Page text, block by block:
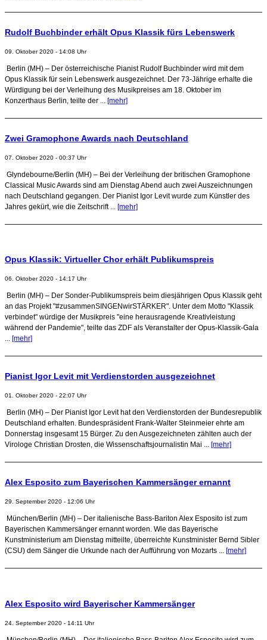
Rudolf Buchbinder erhält Opus Klassik fürs Lebenswerk
09. Oktober 2020 - 14:08 Uhr
Berlin (MH) – Der österreichische Pianist Rudolf Buchbinder wird mit dem
Opus Klassik für sein Lebenswerk ausgezeichnet. Der 73-Jährige erhalte die
Würdigung bei der Verleihung des Musikpreises am 18. Oktober im
Konzerthaus Berlin, teilte der ... [mehr]
Zwei Gramophone Awards nach Deutschland
07. Oktober 2020 - 00:37 Uhr
Glyndebourne/Berlin (MH) – Bei der Verleihung der britischen Gramophone
Classical Music Awards sind am Dienstag Abend auch zwei Auszeichnungen
nach Deutschland gegangen. Der Pianist Igor Levit wurde zum Künstler des
Jahres gekürt, wie die Zeitschrift ... [mehr]
Opus Klassik: Virtueller Chor erhält Publikumspreis
06. Oktober 2020 - 14:17 Uhr
Berlin (MH) – Der Sonder-Publikumspreis beim diesjährigen Opus Klassik geht
an das Projekt "#zusammenSINGENwirSTÄRKER". Unter dem Motto "Klassik
verbindet" würdige der Musikpreis "eine herausragende Kreativleistung
während der Pandemie", teilte das ZDF als Veranstalter der Opus-Klassik-Gala
... [mehr]
Pianist Igor Levit mit Verdienstorden ausgezeichnet
01. Oktober 2020 - 22:07 Uhr
Berlin (MH) – Der Pianist Igor Levit hat den Verdienstorden der Bundesrepublik
Deutschland erhalten. Bundespräsident Frank-Walter Steinmeier ehrte am
Donnerstag insgesamt 15 Bürger. Zu den Ausgezeichneten zählten auch der
Virologe Christian Drosten, die Wissenschaftsjournalistin Mai ... [mehr]
Alex Esposito zum Bayerischen Kammersänger ernannt
29. September 2020 - 12:06 Uhr
München/Berlin (MH) – Der italienische Bass-Bariton Alex Esposito ist zum
Bayerischen Kammersänger ernannt worden. Wie das Bayerische
Kunstministerium am Dienstag mitteilte, überreichte Kunstminister Bernd Sibler
(CSU) dem Sänger die Urkunde nach der Aufführung von Mozarts ... [mehr]
Alex Esposito wird Bayerischer Kammersänger
24. September 2020 - 14:11 Uhr